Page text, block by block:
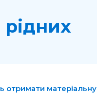
отримати матеріальну